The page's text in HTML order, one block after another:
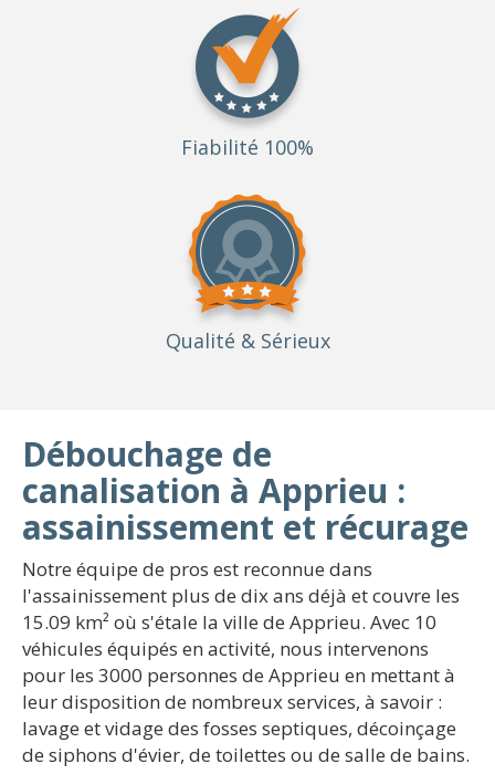
Fiabilité 100%
Qualité & Sérieux
Débouchage de
canalisation à Apprieu :
assainissement et récurage
Notre équipe de pros est reconnue dans
l'assainissement plus de dix ans déjà et couvre les
15.09 km² où s'étale la ville de Apprieu. Avec 10
véhicules équipés en activité, nous intervenons
pour les 3000 personnes de Apprieu en mettant à
leur disposition de nombreux services, à savoir :
lavage et vidage des fosses septiques, décoinçage
de siphons d'évier, de toilettes ou de salle de bains.